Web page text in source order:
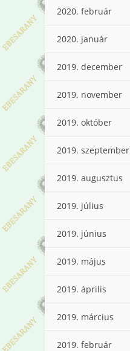
2020. február
2020. január
2019. december
2019. november
2019. október
2019. szeptember
2019. augusztus
2019. július
2019. június
2019. május
2019. április
2019. március
2019. február